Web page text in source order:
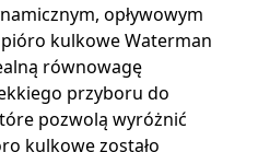
opływowym
kulkowe Waterman
równowagę
przyboru do
pozwolą wyróżnić
kulkowe zostało